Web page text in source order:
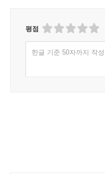
평점
한글 기준 50자까지 작